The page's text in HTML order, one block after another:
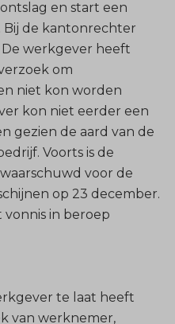
en start een
Bij de kantonrechter
werkgever heeft
om
niet kon worden
kon niet eerder een
gezien de aard van de
Voorts is de
voor de
op 23 december.
in beroep
te laat heeft
van werknemer,